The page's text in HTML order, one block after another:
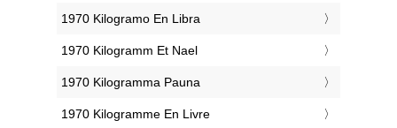
‎1970 Kilogramo En Libra
‎1970 Kilogramm Et Nael
‎1970 Kilogramma Pauna
‎1970 Kilogramme En Livre